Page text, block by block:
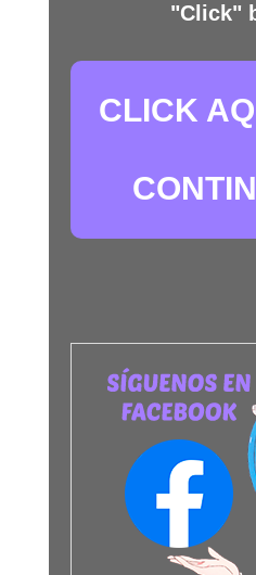
"Click"
CLICK